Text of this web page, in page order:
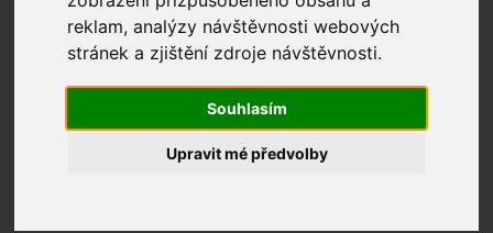
reklam, analýzy návštěvnosti webových
stránek a zjištění zdroje návštěvnosti.
Souhlasím
Upravit mé předvolby